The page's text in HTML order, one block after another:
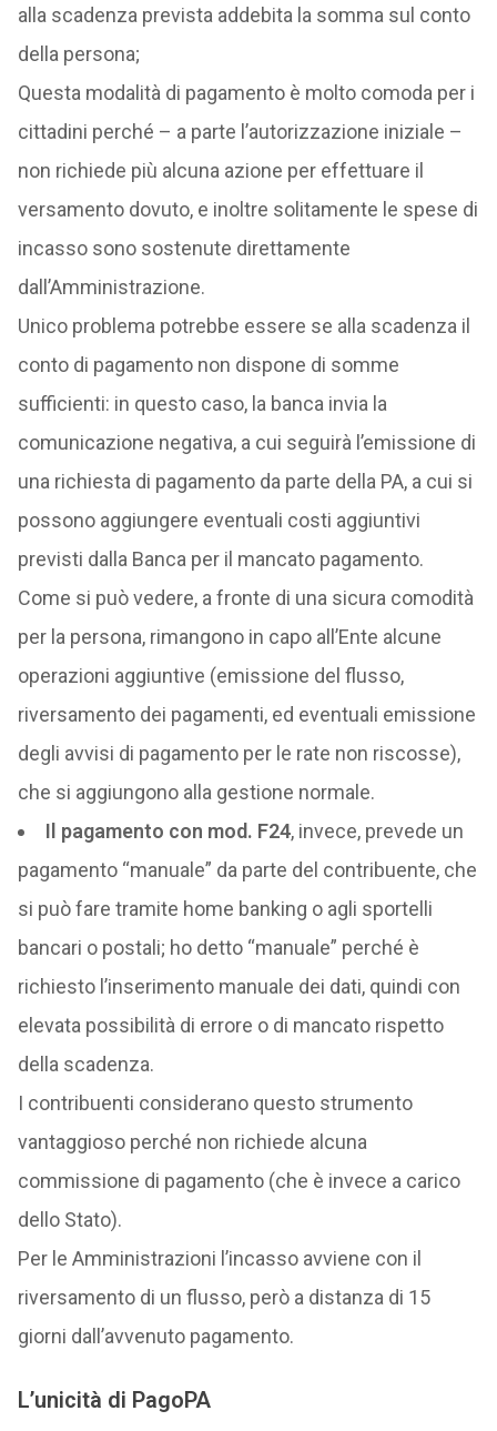
alla scadenza prevista addebita la somma sul conto
della persona;
Questa modalità di pagamento è molto comoda per i
cittadini perché – a parte l’autorizzazione iniziale –
non richiede più alcuna azione per effettuare il
versamento dovuto, e inoltre solitamente le spese di
incasso sono sostenute direttamente
dall’Amministrazione.
Unico problema potrebbe essere se alla scadenza il
conto di pagamento non dispone di somme
sufficienti: in questo caso, la banca invia la
comunicazione negativa, a cui seguirà l’emissione di
una richiesta di pagamento da parte della PA, a cui si
possono aggiungere eventuali costi aggiuntivi
previsti dalla Banca per il mancato pagamento.
Come si può vedere, a fronte di una sicura comodità
per la persona, rimangono in capo all’Ente alcune
operazioni aggiuntive (emissione del flusso,
riversamento dei pagamenti, ed eventuali emissione
degli avvisi di pagamento per le rate non riscosse),
che si aggiungono alla gestione normale.
Il pagamento con mod. F24, invece, prevede un
pagamento “manuale” da parte del contribuente, che
si può fare tramite home banking o agli sportelli
bancari o postali; ho detto “manuale” perché è
richiesto l’inserimento manuale dei dati, quindi con
elevata possibilità di errore o di mancato rispetto
della scadenza.
I contribuenti considerano questo strumento
vantaggioso perché non richiede alcuna
commissione di pagamento (che è invece a carico
dello Stato).
Per le Amministrazioni l’incasso avviene con il
riversamento di un flusso, però a distanza di 15
giorni dall’avvenuto pagamento.
L’unicità di PagoPA